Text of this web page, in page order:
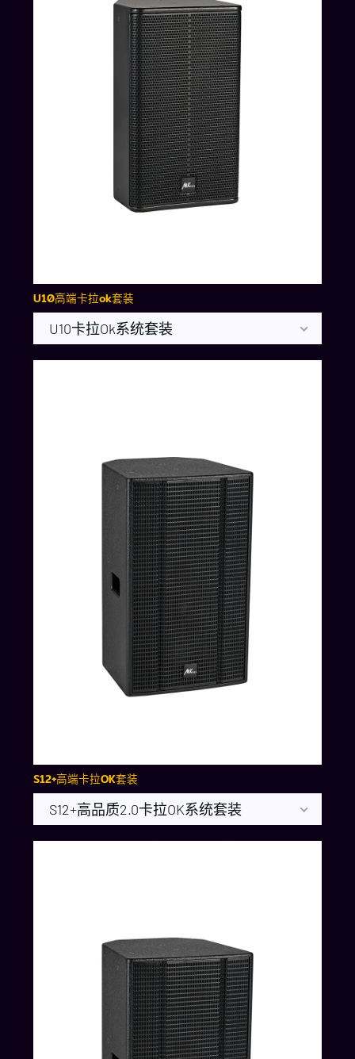
U10高端卡拉ok套装
U10卡拉ok系统套装
S12+高端卡拉OK套装
S12+高品质2.0卡拉OK系统套装